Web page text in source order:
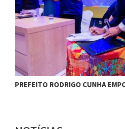
PREFEITO RODRIGO CUNHA